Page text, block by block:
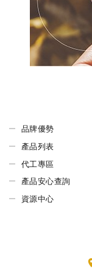
品牌優勢
產品列表
代工專區
產品安心查詢
資源中心